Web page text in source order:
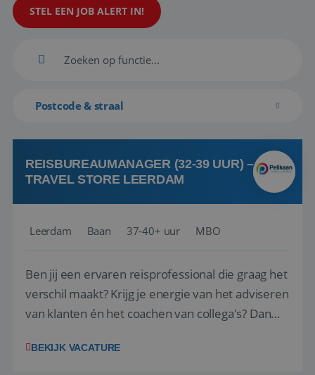
STEL EEN JOB ALERT IN!
Postcode & straal
REISBUREAUMANAGER (32-39 UUR) –
TRAVEL STORE LEERDAM
Leerdam Baan 37-40+ uur MBO
Ben jij een ervaren reisprofessional die graag het
verschil maakt? Krijg je energie van het adviseren
van klanten én het coachen van collega's? Dan
(onderdeel van Pelikaan Travel Group) zoeken
BEKIJK VACATURE